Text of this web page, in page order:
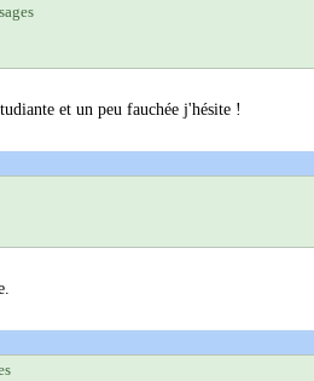
et un peu fauchée j'hésite !